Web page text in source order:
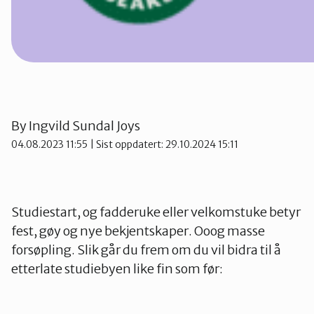
ByIngvild Sundal Joys
04.08.2023 11:55 | Sist oppdatert: 29.10.2024 15:11
Studiestart, og fadderuke eller velkomstuke betyr
fest, gøy og nye bekjentskaper. Ooog masse
forsøpling. Slik går du frem om du vil bidra til å
etterlate studiebyen like fin som før: